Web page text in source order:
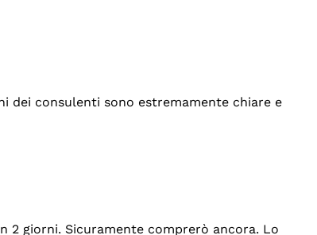
dei consulenti sono estremamente chiare e
2 giorni. Sicuramente comprerò ancora. Lo